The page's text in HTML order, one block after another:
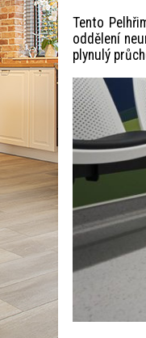
Tento
oddělení
plynulý